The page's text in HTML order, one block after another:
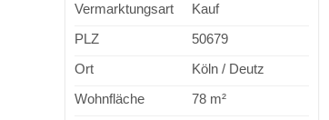
Vermarktungsart
Kauf
PLZ
50679
Ort
Köln / Deutz
Wohnfläche
78 m²